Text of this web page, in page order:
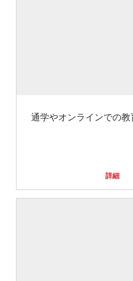
通学やオンラインでの
詳細